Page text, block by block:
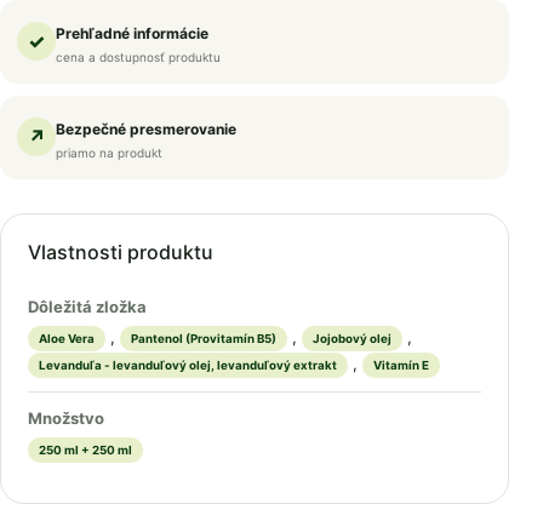
✓ Prehľadné informácie
cena a dostupnosť produktu
↗ Bezpečné presmerovanie
priamo na produkt
Vlastnosti produktu
Dôležitá zložka
Aloe Vera , Pantenol (Provitamín B5) , Jojobový olej ,
Levanduľa - levanduľový olej, levanduľový extrakt , Vitamín E
Množstvo
250 ml + 250 ml